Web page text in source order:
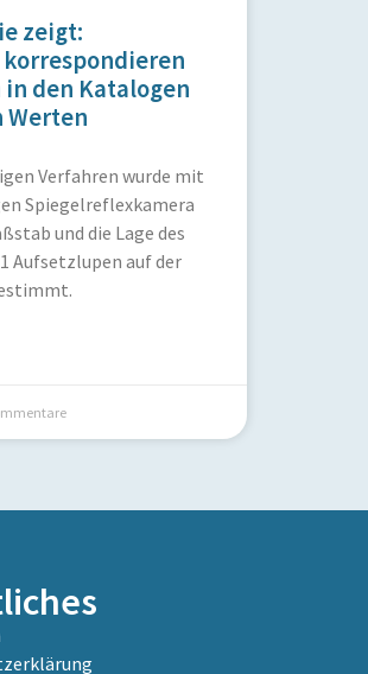
zeigt:
den Katalogen
Werten
Verfahren wurde mit
Spiegelreflexkamera
und die Lage des
Aufsetzlupen auf der